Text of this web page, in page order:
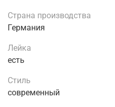
Страна производства
Германия
Лейка
есть
Стиль
современный